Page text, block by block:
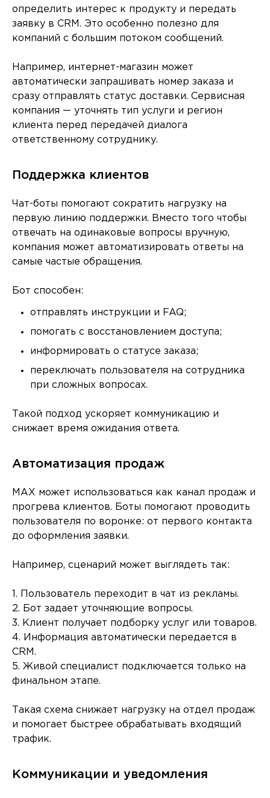
определить интерес к продукту и передать
заявку в CRM. Это особенно полезно для
компаний с большим потоком сообщений.
Например, интернет-магазин может
автоматически запрашивать номер заказа и
сразу отправлять статус доставки. Сервисная
компания — уточнять тип услуги и регион
клиента перед передачей диалога
ответственному сотруднику.
Поддержка клиентов
Чат-боты помогают сократить нагрузку на
первую линию поддержки. Вместо того чтобы
отвечать на одинаковые вопросы вручную,
компания может автоматизировать ответы на
самые частые обращения.
Бот способен:
отправлять инструкции и FAQ;
помогать с восстановлением доступа;
информировать о статусе заказа;
переключать пользователя на сотрудника
при сложных вопросах.
Такой подход ускоряет коммуникацию и
снижает время ожидания ответа.
Автоматизация продаж
MAX может использоваться как канал продаж и
прогрева клиентов. Боты помогают проводить
пользователя по воронке: от первого контакта
до оформления заявки.
Например, сценарий может выглядеть так:
1. Пользователь переходит в чат из рекламы.
2. Бот задает уточняющие вопросы.
3. Клиент получает подборку услуг или товаров.
4. Информация автоматически передается в
CRM.
5. Живой специалист подключается только на
финальном этапе.
Такая схема снижает нагрузку на отдел продаж
и помогает быстрее обрабатывать входящий
трафик.
Коммуникации и уведомления